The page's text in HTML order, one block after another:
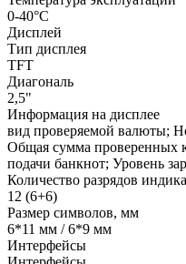
0-40°С
Дисплей
Тип дисплея
TFT
Диагональ
2,5"
Информация на дисплее
вид проверяемой валюты;
Общая сумма проверенных
подачи банкнот; Уровень
Количество разрядов
12 (6+6)
Размер символов, мм
6*11 мм / 6*9 мм
Интерфейсы